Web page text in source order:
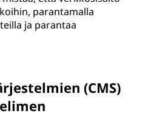
parantamalla
ja parantaa
(CMS)